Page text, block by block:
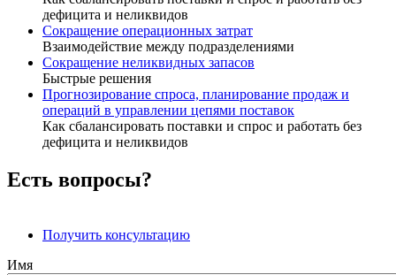
дефицита и неликвидов
Сокращение операционных затрат
Взаимодействие между подразделениями
Сокращение неликвидных запасов
Быстрые решения
Прогнозирование спроса, планирование продаж и
операций в управлении цепями поставок
Как сбалансировать поставки и спрос и работать без
дефицита и неликвидов
Есть вопросы?
Получить консультацию
Имя